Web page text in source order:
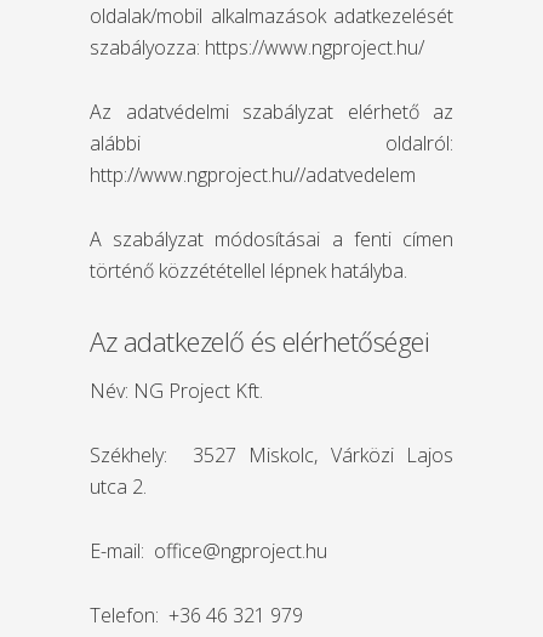
oldalak/mobil alkalmazások adatkezelését
szabályozza: https://www.ngproject.hu/
Az adatvédelmi szabályzat elérhető az
alábbi oldalról:
http://www.ngproject.hu//adatvedelem
A szabályzat módosításai a fenti címen
történő közzététellel lépnek hatályba.
Az adatkezelő és elérhetőségei
Név: NG Project Kft.
Székhely: 3527 Miskolc, Várközi Lajos
utca 2.
E-mail: office@ngproject.hu
Telefon: +36 46 321 979